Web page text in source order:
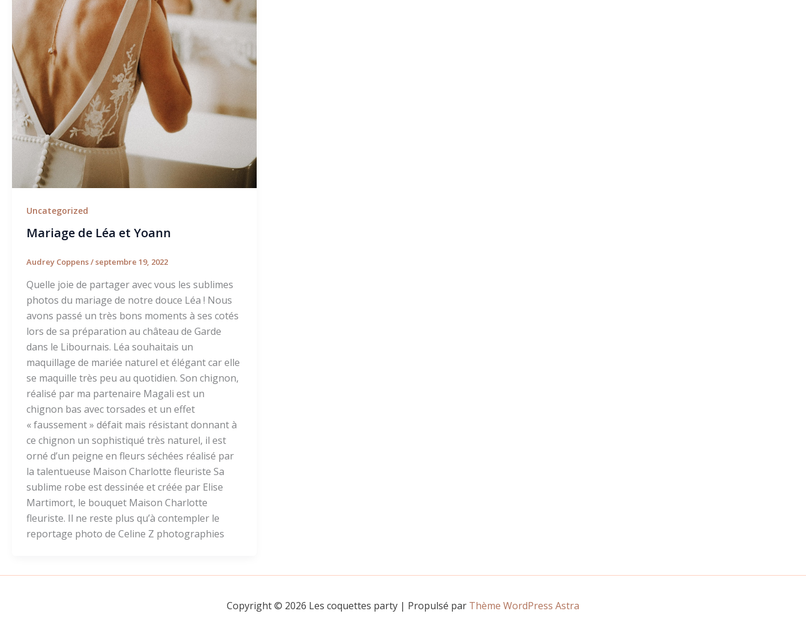
Uncategorized
Mariage de Léa et Yoann
Audrey Coppens/septembre 19, 2022
Quelle joie de partager avec vous les sublimes
photos du mariage de notre douce Léa ! Nous
avons passé un très bons moments à ses cotés
lors de sa préparation au château de Garde
dans le Libournais. Léa souhaitais un
maquillage de mariée naturel et élégant car elle
se maquille très peu au quotidien. Son chignon,
réalisé par ma partenaire Magali est un
chignon bas avec torsades et un effet
« faussement » défait mais résistant donnant à
ce chignon un sophistiqué très naturel, il est
orné d’un peigne en fleurs séchées réalisé par
la talentueuse Maison Charlotte fleuriste Sa
sublime robe est dessinée et créée par Elise
Martimort, le bouquet Maison Charlotte
fleuriste. Il ne reste plus qu’à contempler le
reportage photo de Celine Z photographies
Copyright © 2026 Les coquettes party | Propulsé par Thème WordPress Astra